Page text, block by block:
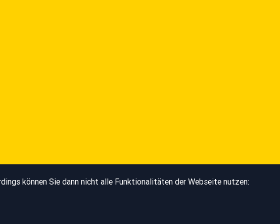
können Sie dann nicht alle Funktionalitäten der Webseite nutzen: